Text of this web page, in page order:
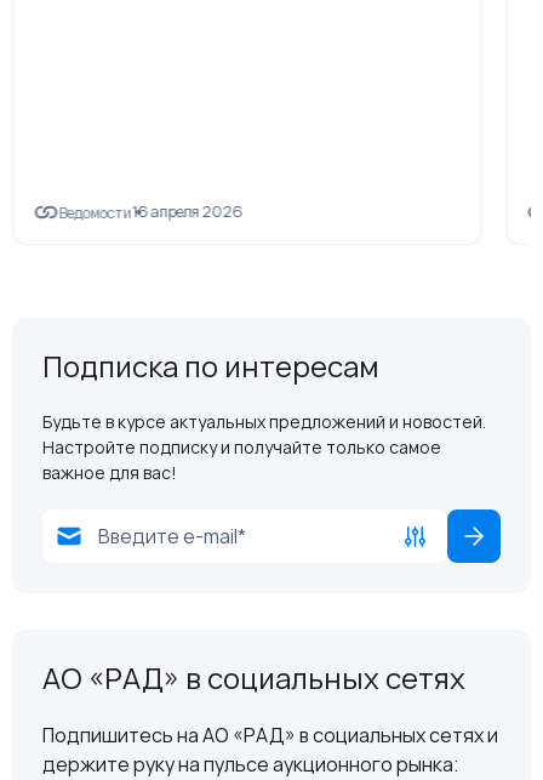
Ведомости16 апреля 2026
Подписка по интересам
Будьте в курсе актуальных предложений и новостей.
Настройте подписку и получайте только самое
важное для вас!
АО «РАД» в социальных сетях
Подпишитесь на АО «РАД» в социальных сетях и
держите руку на пульсе аукционного рынка: